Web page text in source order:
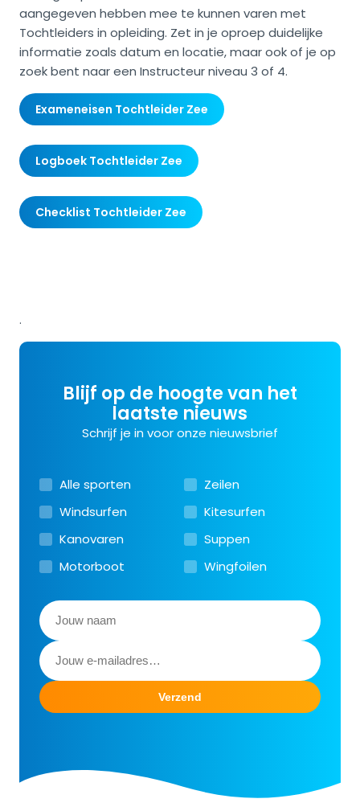
aangegeven hebben mee te kunnen varen met
Tochtleiders in opleiding. Zet in je oproep duidelijke
informatie zoals datum en locatie, maar ook of je op
zoek bent naar een Instructeur niveau 3 of 4.
Exameneisen Tochtleider Zee
Logboek Tochtleider Zee
Checklist Tochtleider Zee
.
Blijf op de hoogte van het
laatste nieuws
Schrijf je in voor onze nieuwsbrief
Alle sporten
Zeilen
Windsurfen
Kitesurfen
Kanovaren
Suppen
Motorboot
Wingfoilen